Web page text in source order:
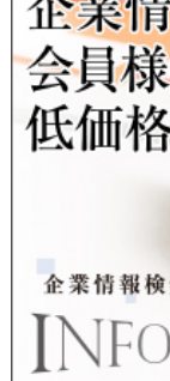
追加・削除・利用
人または代理人の
正・追加・削除
受付方法は、本人
コピー）、「個
申請の場合のみ必
＜個人情報保護
〒802-0004 北
フリーダイヤル
受付時間 平日9